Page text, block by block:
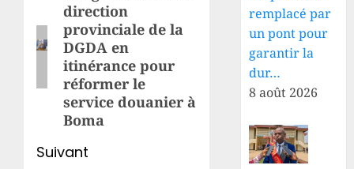
précédent:
direction
provinciale de la
DGDA en
itinérance pour
réformer le
service douanier à
Boma
Suivant
remplacé par
un pont pour
garantir la
dur…
8 août 2026